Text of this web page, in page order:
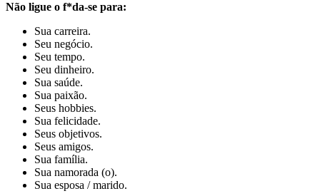
Não ligue o f*da-se para:
Sua carreira.
Seu negócio.
Seu tempo.
Seu dinheiro.
Sua saúde.
Sua paixão.
Seus hobbies.
Sua felicidade.
Seus objetivos.
Seus amigos.
Sua família.
Sua namorada (o).
Sua esposa / marido.